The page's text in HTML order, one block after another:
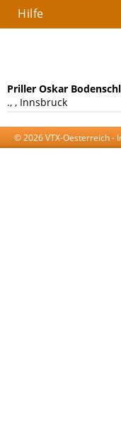
Hilfe
Priller Oskar
., , Innsbruck
© 2026 VTX-Oesterreich -
AGB-